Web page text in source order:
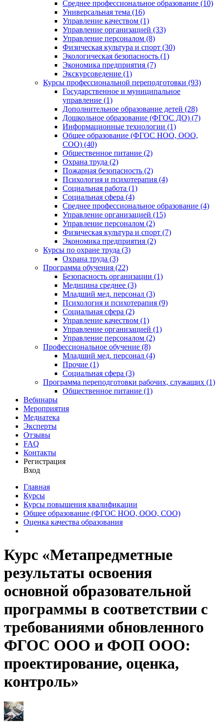
Среднее профессиональное образование (10)
Универсальная тема (16)
Управление качеством (1)
Управление организацией (33)
Управление персоналом (8)
Физическая культура и спорт (30)
Экологическая безопасность (1)
Экономика предприятия (7)
Экскурсоведение (1)
Курсы профессиональной переподготовки (93)
Государственное и муниципальное
управление (1)
Дополнительное образование детей (28)
Дошкольное образование (ФГОС ДО) (7)
Информационные технологии (1)
Общее образование (ФГОС НОО, ООО,
СОО) (40)
Общественное питание (2)
Охрана труда (2)
Пожарная безопасность (2)
Психология и психотерапия (4)
Социальная работа (1)
Социальная сфера (4)
Среднее профессиональное образование (4)
Управление организацией (15)
Управление персоналом (2)
Физическая культура и спорт (7)
Экономика предприятия (2)
Курсы по охране труда (3)
Охрана труда (3)
Программа обучения (22)
Безопасность организации (1)
Медицина среднее (3)
Младший мед. персонал (3)
Психология и психотерапия (9)
Социальная сфера (2)
Управление качеством (1)
Управление организацией (1)
Управление персоналом (2)
Профессиональное обучение (8)
Младший мед. персонал (4)
Прочие (1)
Социальная сфера (3)
Программа переподготовки рабочих, служащих (1)
Общественное питание (1)
Вебинары
Мероприятия
Медиатека
Эксперты
Отзывы
FAQ
Контакты
Регистрация
Вход
Главная
Курсы
Курсы повышения квалификации
Общее образование (ФГОС НОО, ООО, СОО)
Оценка качества образования
Курс «Метапредметные
результаты освоения
основной образовательной
программы в соответствии с
требованиями обновленного
ФГОС ООО и ФОП ООО:
проектирование, оценка,
контроль»